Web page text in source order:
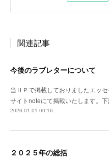
関連記事
今後のラブレターについて
当ＨＰで掲載しておりましたエッ
サイトnoteにて掲載いたします。
2026.01.01 00:16
２０２５年の総括